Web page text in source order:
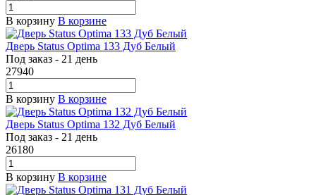
В корзину В корзине
Дверь Status Optima 133 Дуб Белый
Под заказ - 21 день
27940
В корзину В корзине
Дверь Status Optima 132 Дуб Белый
Под заказ - 21 день
26180
В корзину В корзине